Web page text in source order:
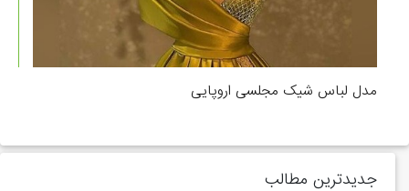
مدل لباس شیک مجلسی اروپایی
جدیدترین مطالب